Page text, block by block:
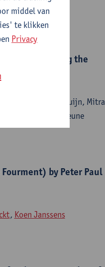
: reassessing the
, Esther Van Duijn, Mitra
, Katrien Keune
by Peter Paul
, Koen Janssens
middel van
te klikken
Privacy